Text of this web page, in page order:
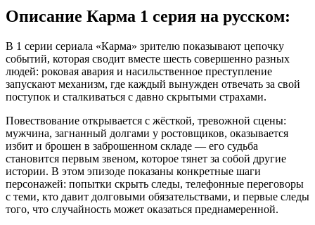
Описание Карма 1 серия на русском:
В 1 серии сериала «Карма» зрителю показывают цепочку
событий, которая сводит вместе шесть совершенно разных
людей: роковая авария и насильственное преступление
запускают механизм, где каждый вынужден отвечать за свой
поступок и сталкиваться с давно скрытыми страхами.
Повествование открывается с жёсткой, тревожной сцены:
мужчина, загнанный долгами у ростовщиков, оказывается
избит и брошен в заброшенном складе — его судьба
становится первым звеном, которое тянет за собой другие
истории. В этом эпизоде показаны конкретные шаги
персонажей: попытки скрыть следы, телефонные переговоры
с теми, кто давит долговыми обязательствами, и первые следы
того, что случайность может оказаться преднамеренной.